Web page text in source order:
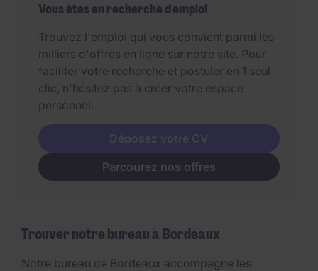
Vous êtes en recherche d'emploi
Trouvez l'emploi qui vous convient parmi les
milliers d'offres en ligne sur notre site. Pour
faciliter votre recherche et postuler en 1 seul
clic, n'hésitez pas à créer votre espace
personnel.
Parcourez nos offres
Déposez votre CV
Trouver notre bureau à Bordeaux
Notre bureau de Bordeaux accompagne les